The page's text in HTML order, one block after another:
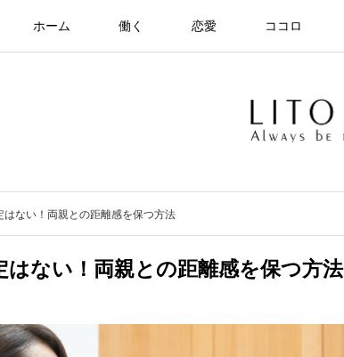
ホーム 働く 恋愛 ココロ
はない！両親との距離感を保つ方法
ない！両親との距離感を保つ方法